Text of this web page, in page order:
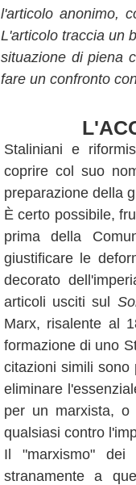
l'articolo anonimo,
L'articolo traccia un
situazione di piena
fare un confronto
Staliniani e
coprire col suo
preparazione della
È certo possibile,
prima della
giustificare le
decorato
articoli usciti sul
Marx, risalente al
formazione di uno
citazioni simili sono
eliminare
per un marxista, o
qualsiasi contro
Il "marxismo" dei
stranamente a